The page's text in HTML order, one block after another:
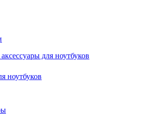
для ноутбуков
ноутбуков